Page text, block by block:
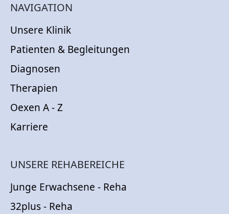
NAVIGATION
Unsere Klinik
Patienten & Begleitungen
Diagnosen
Therapien
Oexen A - Z
Karriere
UNSERE REHABEREICHE
Junge Erwachsene - Reha
32plus - Reha